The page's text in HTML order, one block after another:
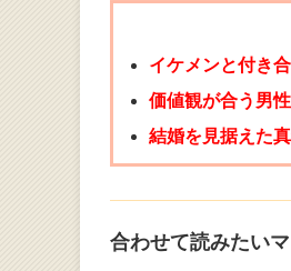
イケメンと付き
価値観が合う男
結婚を見据えた
合わせて読みたい